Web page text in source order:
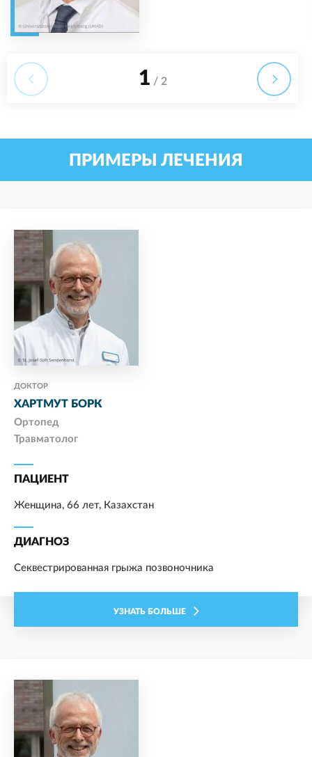
1 / 2
ПРИМЕРЫ ЛЕЧЕНИЯ
ДОКТОР
ХАРТМУТ БОРК
Ортопед
Травматолог
ПАЦИЕНТ
Женщина, 66 лет, Казахстан
ДИАГНОЗ
Секвестрированная грыжа позвоночника
УЗНАТЬ БОЛЬШЕ